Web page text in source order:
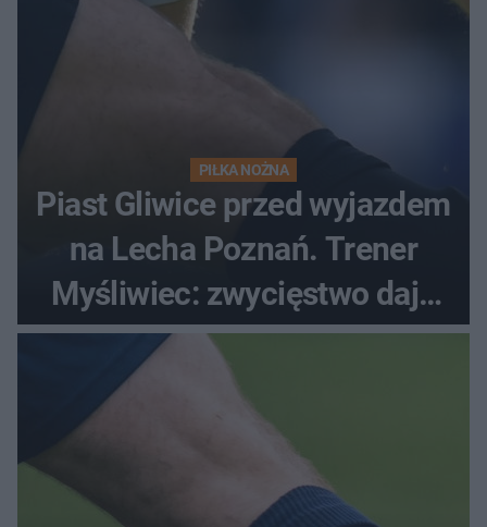
PIŁKA NOŻNA
Piast Gliwice przed wyjazdem
na Lecha Poznań. Trener
Myśliwiec: zwycięstwo daje
satysfakcję